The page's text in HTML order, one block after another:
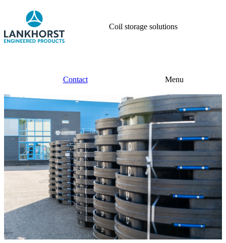
Coil storage solutions
Contact Menu